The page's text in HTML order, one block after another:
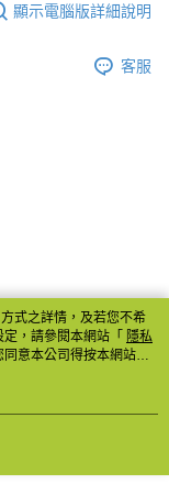
顯示電腦版詳細說明
客服
式之詳情，及若您不希
，請參閱本網站「 隱私
意本公司得按本網站使